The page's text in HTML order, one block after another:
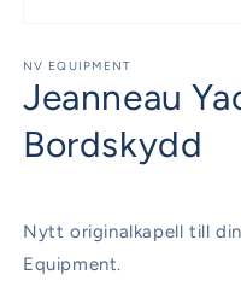
1
modalfönster
NV EQUIPMENT
Jeanneau
Bordskydd
Nytt originalkapell till
Equipment.